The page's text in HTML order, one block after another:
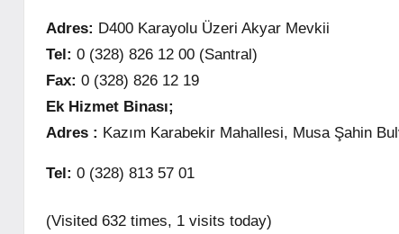
Adres: D400 Karayolu Üzeri Akyar Mevkii
Tel: 0 (328) 826 12 00 (Santral)
Fax: 0 (328) 826 12 19
Ek Hizmet Binası;
Adres : Kazım Karabekir Mahallesi, Musa Şahin
Tel: 0 (328) 813 57 01
(Visited 632 times, 1 visits today)